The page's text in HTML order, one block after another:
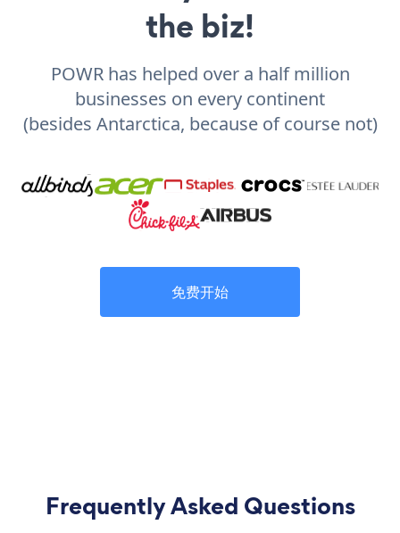
the biz!
POWR has helped over a half million
businesses on every continent
(besides Antarctica, because of course not)
免费开始
Frequently Asked Questions